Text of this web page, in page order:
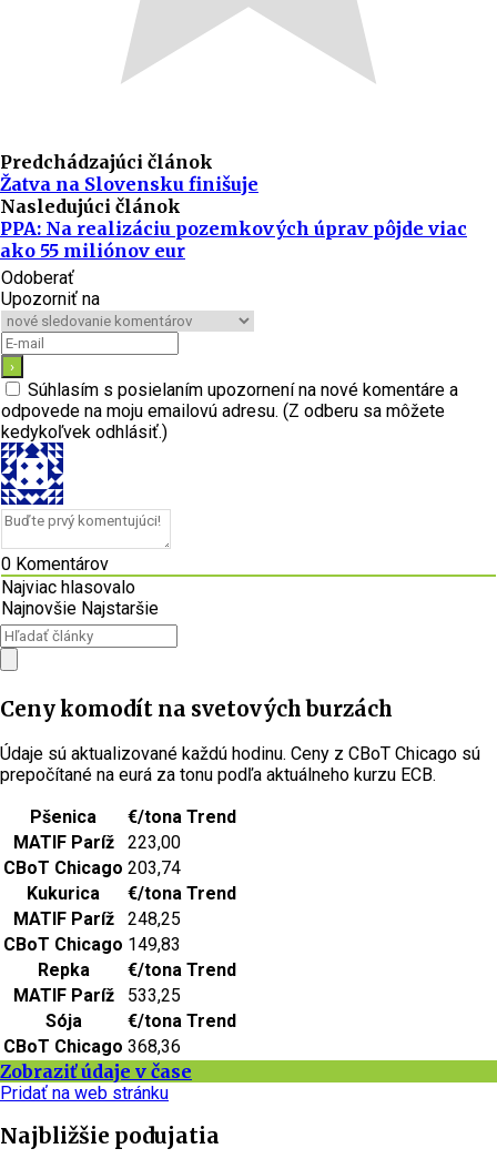
Predchádzajúci článok
Žatva na Slovensku finišuje
Nasledujúci článok
PPA: Na realizáciu pozemkových úprav pôjde viac
ako 55 miliónov eur
Odoberať
Upozorniť na
Súhlasím s posielaním upozornení na nové komentáre a
odpovede na moju emailovú adresu. (Z odberu sa môžete
kedykoľvek odhlásiť.)
0 Komentárov
Najviac hlasovalo
Najnovšie Najstaršie
Ceny komodít na svetových burzách
Údaje sú aktualizované každú hodinu. Ceny z CBoT Chicago sú
prepočítané na eurá za tonu podľa aktuálneho kurzu ECB.
Pšenica
€/tona Trend
MATIF Paríž
223,00
CBoT Chicago 203,74
Kukurica
€/tona Trend
MATIF Paríž
248,25
CBoT Chicago 149,83
Repka
€/tona Trend
MATIF Paríž
533,25
Sója
€/tona Trend
CBoT Chicago 368,36
Zobraziť údaje v čase
Pridať na web stránku
Najbližšie podujatia